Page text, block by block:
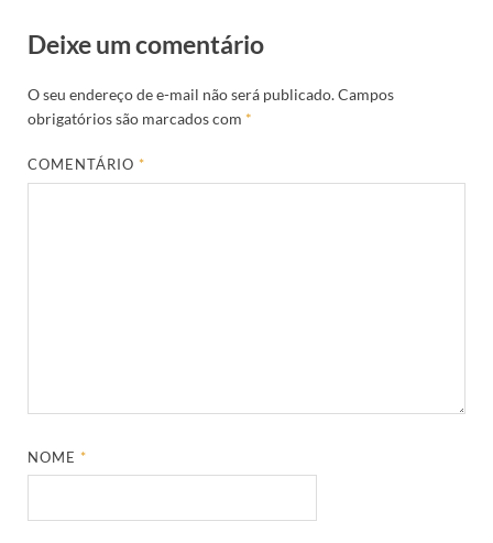
Deixe um comentário
O seu endereço de e-mail não será publicado.Campos
obrigatórios são marcados com *
COMENTÁRIO*
NOME*